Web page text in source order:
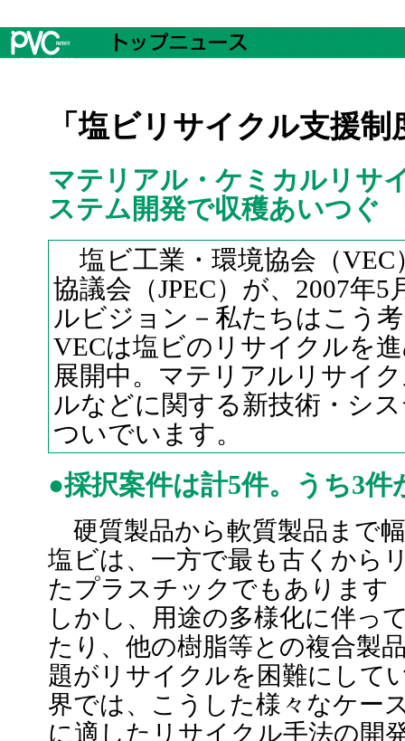
「塩ビリサイクル支援
マテリアル・ケミカルリサ
ステム開発で収穫あいつぐ
塩ビ工業・環境協会（VEC
協議会（JPEC）が、2007年
ルビジョン－私たちはこう
VECは塩ビのリサイクルを
展開中。マテリアルリサイ
ルなどに関する新技術・シ
ついでいます。
●採択案件は計5件。うち3件
硬質製品から軟質製品まで
塩ビは、一方で最も古くから
たプラスチックでもあります
しかし、用途の多様化に伴っ
たり、他の樹脂等との複合製
題がリサイクルを困難にして
界では、こうした様々なケー
に適したリサイクル手法の開